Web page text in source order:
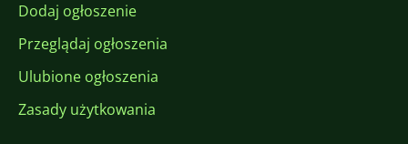
Dodaj ogłoszenie
Przeglądaj ogłoszenia
Ulubione ogłoszenia
Zasady użytkowania